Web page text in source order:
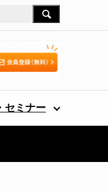
セミナー